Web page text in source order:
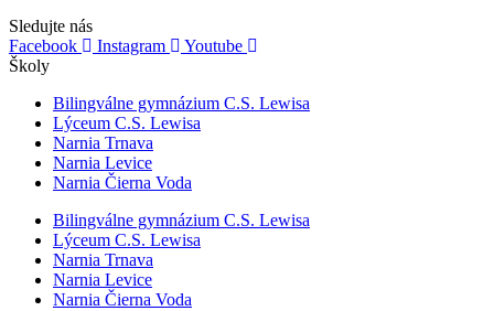
Sledujte nás
Facebook
Instagram
Youtube
Školy
Bilingválne gymnázium C.S. Lewisa
Lýceum C.S. Lewisa
Narnia Trnava
Narnia Levice
Narnia Čierna Voda
Bilingválne gymnázium C.S. Lewisa
Lýceum C.S. Lewisa
Narnia Trnava
Narnia Levice
Narnia Čierna Voda